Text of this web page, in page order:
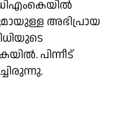
അഭിപ്രായ
പിന്നീട്